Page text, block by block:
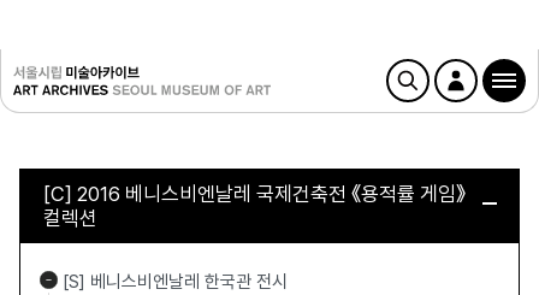
[C] 2016 베니스비엔날레 국제건축전 《용적률 게임》
컬렉션
[S] 베니스비엔날레 한국관 전시